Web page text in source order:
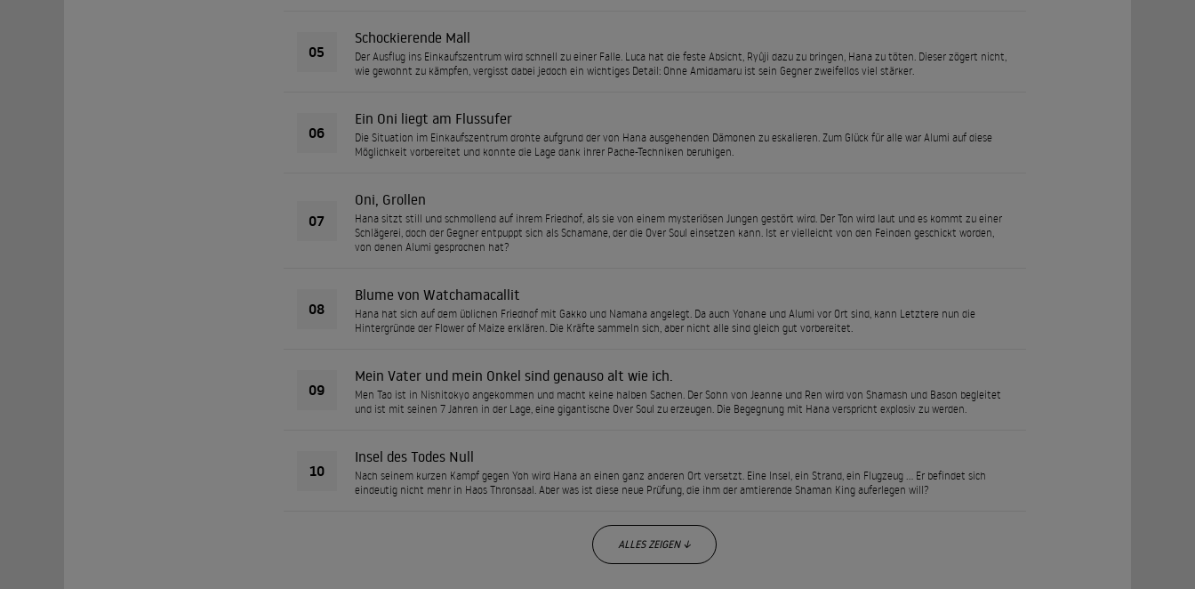
05
Schockierende Mall
Der Ausflug ins Einkaufszentrum wird schnell zu einer Falle. Luca hat die feste Absicht, Ryûji dazu zu bringen, Hana zu töten. Dieser zögert nicht,
wie gewohnt zu kämpfen, vergisst dabei jedoch ein wichtiges Detail: Ohne Amidamaru ist sein Gegner zweifellos viel stärker.
06
Ein Oni liegt am Flussufer
Die Situation im Einkaufszentrum drohte aufgrund der von Hana ausgehenden Dämonen zu eskalieren. Zum Glück für alle war Alumi auf diese
Möglichkeit vorbereitet und konnte die Lage dank ihrer Pache-Techniken beruhigen.
07
Oni, Grollen
Hana sitzt still und schmollend auf ihrem Friedhof, als sie von einem mysteriösen Jungen gestört wird. Der Ton wird laut und es kommt zu einer
Schlägerei, doch der Gegner entpuppt sich als Schamane, der die Over Soul einsetzen kann. Ist er vielleicht von den Feinden geschickt worden,
von denen Alumi gesprochen hat?
08
Blume von Watchamacallit
Hana hat sich auf dem üblichen Friedhof mit Gakko und Namaha angelegt. Da auch Yohane und Alumi vor Ort sind, kann Letztere nun die
Hintergründe der Flower of Maize erklären. Die Kräfte sammeln sich, aber nicht alle sind gleich gut vorbereitet.
09
Mein Vater und mein Onkel sind genauso alt wie ich.
Men Tao ist in Nishitokyo angekommen und macht keine halben Sachen. Der Sohn von Jeanne und Ren wird von Shamash und Bason begleitet
und ist mit seinen 7 Jahren in der Lage, eine gigantische Over Soul zu erzeugen. Die Begegnung mit Hana verspricht explosiv zu werden.
10
Insel des Todes Null
Nach seinem kurzen Kampf gegen Yoh wird Hana an einen ganz anderen Ort versetzt. Eine Insel, ein Strand, ein Flugzeug ... Er befindet sich
eindeutig nicht mehr in Haos Thronsaal. Aber was ist diese neue Prüfung, die ihm der amtierende Shaman King auferlegen will?
ALLES ZEIGEN ↓